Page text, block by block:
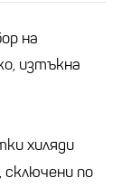
на
изтъкна
хиляди
сключени по